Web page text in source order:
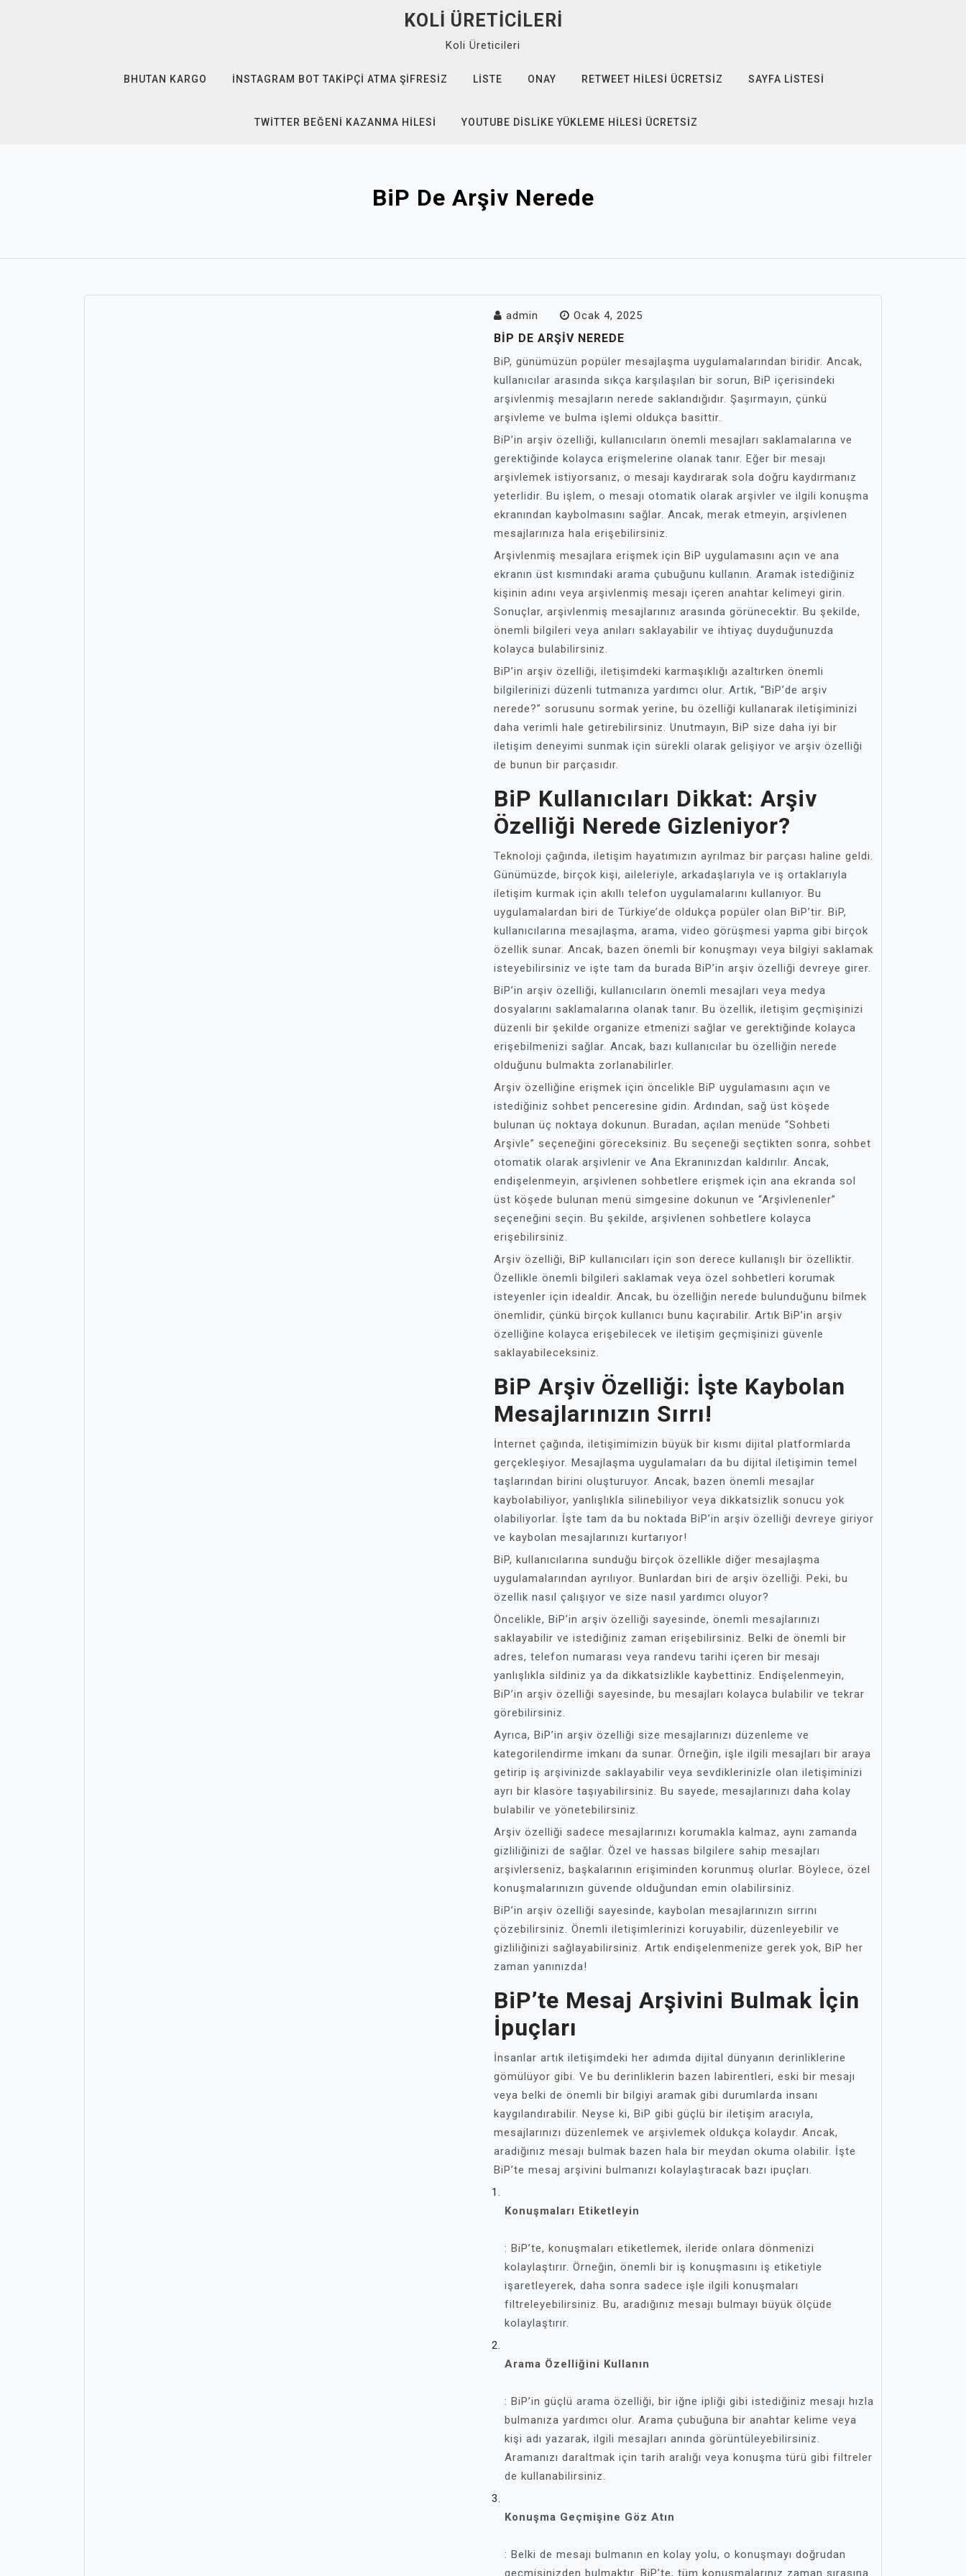
KOLI ÜRETICILERI
Koli Üreticileri
BHUTAN KARGO İNSTAGRAM BOT TAKIPÇI ATMA ŞIFRESIZ LISTE ONAY RETWEET HILESI ÜCRETSIZ SAYFA LISTESI
TWITTER BEĞENI KAZANMA HILESI YOUTUBE DISLIKE YÜKLEME HILESI ÜCRETSIZ
BiP De Arşiv Nerede
admin Ocak 4, 2025
BIP DE ARŞIV NEREDE
BiP, günümüzün popüler mesajlaşma uygulamalarından biridir. Ancak,
kullanıcılar arasında sıkça karşılaşılan bir sorun, BiP içerisindeki
arşivlenmiş mesajların nerede saklandığıdır. Şaşırmayın, çünkü
arşivleme ve bulma işlemi oldukça basittir.
BiP’in arşiv özelliği, kullanıcıların önemli mesajları saklamalarına ve
gerektiğinde kolayca erişmelerine olanak tanır. Eğer bir mesajı
arşivlemek istiyorsanız, o mesajı kaydırarak sola doğru kaydırmanız
yeterlidir. Bu işlem, o mesajı otomatik olarak arşivler ve ilgili konuşma
ekranından kaybolmasını sağlar. Ancak, merak etmeyin, arşivlenen
mesajlarınıza hala erişebilirsiniz.
Arşivlenmiş mesajlara erişmek için BiP uygulamasını açın ve ana
ekranın üst kısmındaki arama çubuğunu kullanın. Aramak istediğiniz
kişinin adını veya arşivlenmiş mesajı içeren anahtar kelimeyi girin.
Sonuçlar, arşivlenmiş mesajlarınız arasında görünecektir. Bu şekilde,
önemli bilgileri veya anıları saklayabilir ve ihtiyaç duyduğunuzda
kolayca bulabilirsiniz.
BiP’in arşiv özelliği, iletişimdeki karmaşıklığı azaltırken önemli
bilgilerinizi düzenli tutmanıza yardımcı olur. Artık, “BiP’de arşiv
nerede?” sorusunu sormak yerine, bu özelliği kullanarak iletişiminizi
daha verimli hale getirebilirsiniz. Unutmayın, BiP size daha iyi bir
iletişim deneyimi sunmak için sürekli olarak gelişiyor ve arşiv özelliği
de bunun bir parçasıdır.
BiP Kullanıcıları Dikkat: Arşiv
Özelliği Nerede Gizleniyor?
Teknoloji çağında, iletişim hayatımızın ayrılmaz bir parçası haline geldi.
Günümüzde, birçok kişi, aileleriyle, arkadaşlarıyla ve iş ortaklarıyla
iletişim kurmak için akıllı telefon uygulamalarını kullanıyor. Bu
uygulamalardan biri de Türkiye’de oldukça popüler olan BiP’tir. BiP,
kullanıcılarına mesajlaşma, arama, video görüşmesi yapma gibi birçok
özellik sunar. Ancak, bazen önemli bir konuşmayı veya bilgiyi saklamak
isteyebilirsiniz ve işte tam da burada BiP’in arşiv özelliği devreye girer.
BiP’in arşiv özelliği, kullanıcıların önemli mesajları veya medya
dosyalarını saklamalarına olanak tanır. Bu özellik, iletişim geçmişinizi
düzenli bir şekilde organize etmenizi sağlar ve gerektiğinde kolayca
erişebilmenizi sağlar. Ancak, bazı kullanıcılar bu özelliğin nerede
olduğunu bulmakta zorlanabilirler.
Arşiv özelliğine erişmek için öncelikle BiP uygulamasını açın ve
istediğiniz sohbet penceresine gidin. Ardından, sağ üst köşede
bulunan üç noktaya dokunun. Buradan, açılan menüde “Sohbeti
Arşivle” seçeneğini göreceksiniz. Bu seçeneği seçtikten sonra, sohbet
otomatik olarak arşivlenir ve Ana Ekranınızdan kaldırılır. Ancak,
endişelenmeyin, arşivlenen sohbetlere erişmek için ana ekranda sol
üst köşede bulunan menü simgesine dokunun ve “Arşivlenenler”
seçeneğini seçin. Bu şekilde, arşivlenen sohbetlere kolayca
erişebilirsiniz.
Arşiv özelliği, BiP kullanıcıları için son derece kullanışlı bir özelliktir.
Özellikle önemli bilgileri saklamak veya özel sohbetleri korumak
isteyenler için idealdir. Ancak, bu özelliğin nerede bulunduğunu bilmek
önemlidir, çünkü birçok kullanıcı bunu kaçırabilir. Artık BiP’in arşiv
özelliğine kolayca erişebilecek ve iletişim geçmişinizi güvenle
saklayabileceksiniz.
BiP Arşiv Özelliği: İşte Kaybolan
Mesajlarınızın Sırrı!
İnternet çağında, iletişimimizin büyük bir kısmı dijital platformlarda
gerçekleşiyor. Mesajlaşma uygulamaları da bu dijital iletişimin temel
taşlarından birini oluşturuyor. Ancak, bazen önemli mesajlar
kaybolabiliyor, yanlışlıkla silinebiliyor veya dikkatsizlik sonucu yok
olabiliyorlar. İşte tam da bu noktada BiP’in arşiv özelliği devreye giriyor
ve kaybolan mesajlarınızı kurtarıyor!
BiP, kullanıcılarına sunduğu birçok özellikle diğer mesajlaşma
uygulamalarından ayrılıyor. Bunlardan biri de arşiv özelliği. Peki, bu
özellik nasıl çalışıyor ve size nasıl yardımcı oluyor?
Öncelikle, BiP’in arşiv özelliği sayesinde, önemli mesajlarınızı
saklayabilir ve istediğiniz zaman erişebilirsiniz. Belki de önemli bir
adres, telefon numarası veya randevu tarihi içeren bir mesajı
yanlışlıkla sildiniz ya da dikkatsizlikle kaybettiniz. Endişelenmeyin,
BiP’in arşiv özelliği sayesinde, bu mesajları kolayca bulabilir ve tekrar
görebilirsiniz.
Ayrıca, BiP’in arşiv özelliği size mesajlarınızı düzenleme ve
kategorilendirme imkanı da sunar. Örneğin, işle ilgili mesajları bir araya
getirip iş arşivinizde saklayabilir veya sevdiklerinizle olan iletişiminizi
ayrı bir klasöre taşıyabilirsiniz. Bu sayede, mesajlarınızı daha kolay
bulabilir ve yönetebilirsiniz.
Arşiv özelliği sadece mesajlarınızı korumakla kalmaz, aynı zamanda
gizliliğinizi de sağlar. Özel ve hassas bilgilere sahip mesajları
arşivlerseniz, başkalarının erişiminden korunmuş olurlar. Böylece, özel
konuşmalarınızın güvende olduğundan emin olabilirsiniz.
BiP’in arşiv özelliği sayesinde, kaybolan mesajlarınızın sırrını
çözebilirsiniz. Önemli iletişimlerinizi koruyabilir, düzenleyebilir ve
gizliliğinizi sağlayabilirsiniz. Artık endişelenmenize gerek yok, BiP her
zaman yanınızda!
BiP’te Mesaj Arşivini Bulmak İçin
İpuçları
İnsanlar artık iletişimdeki her adımda dijital dünyanın derinliklerine
gömülüyor gibi. Ve bu derinliklerin bazen labirentleri, eski bir mesajı
veya belki de önemli bir bilgiyi aramak gibi durumlarda insanı
kaygılandırabilir. Neyse ki, BiP gibi güçlü bir iletişim aracıyla,
mesajlarınızı düzenlemek ve arşivlemek oldukça kolaydır. Ancak,
aradığınız mesajı bulmak bazen hala bir meydan okuma olabilir. İşte
BiP’te mesaj arşivini bulmanızı kolaylaştıracak bazı ipuçları.
Konuşmaları Etiketleyin
: BiP’te, konuşmaları etiketlemek, ileride onlara dönmenizi
kolaylaştırır. Örneğin, önemli bir iş konuşmasını iş etiketiyle
işaretleyerek, daha sonra sadece işle ilgili konuşmaları
filtreleyebilirsiniz. Bu, aradığınız mesajı bulmayı büyük ölçüde
kolaylaştırır.
Arama Özelliğini Kullanın
: BiP’in güçlü arama özelliği, bir iğne ipliği gibi istediğiniz mesajı hızla
bulmanıza yardımcı olur. Arama çubuğuna bir anahtar kelime veya
kişi adı yazarak, ilgili mesajları anında görüntüleyebilirsiniz.
Aramanızı daraltmak için tarih aralığı veya konuşma türü gibi filtreler
de kullanabilirsiniz.
Konuşma Geçmişine Göz Atın
: Belki de mesajı bulmanın en kolay yolu, o konuşmayı doğrudan
geçmişinizden bulmaktır. BiP’te, tüm konuşmalarınız zaman sırasına